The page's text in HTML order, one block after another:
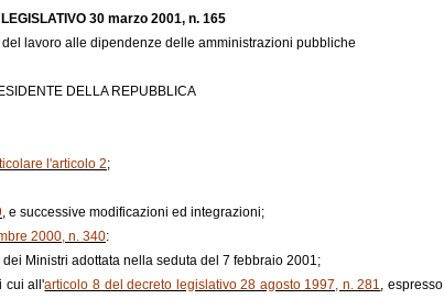
30 marzo 2001, n. 165
lavoro alle dipendenze delle amministrazioni pubbliche
DELLA REPUBBLICA
l'articolo 2;
, e successive modificazioni ed integrazioni;
2000, n. 340:
Ministri adottata nella seduta del 7 febbraio 2001;
cui all'articolo 8 del decreto legislativo 28 agosto 1997, n. 281, espresso